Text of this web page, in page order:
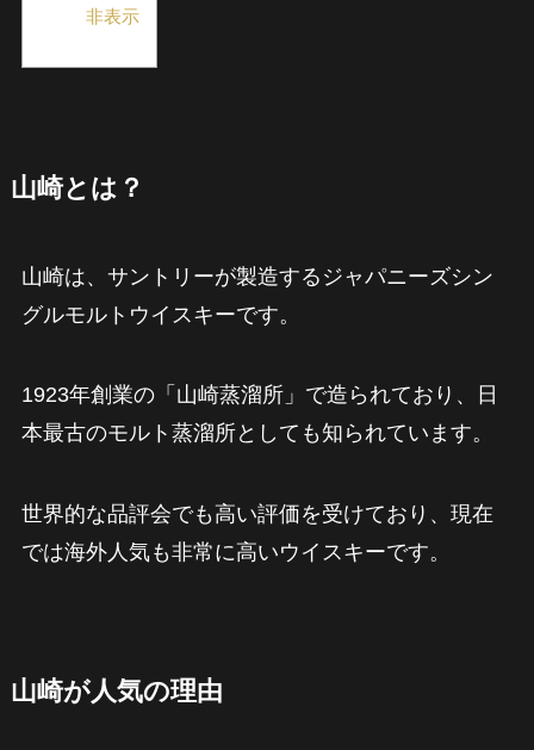
非表示]
山崎とは？
山崎は、サントリーが製造するジャパニーズシン
グルモルトウイスキーです。
1923年創業の「山崎蒸溜所」で造られており、日
本最古のモルト蒸溜所としても知られています。
世界的な品評会でも高い評価を受けており、現在
では海外人気も非常に高いウイスキーです。
山崎が人気の理由